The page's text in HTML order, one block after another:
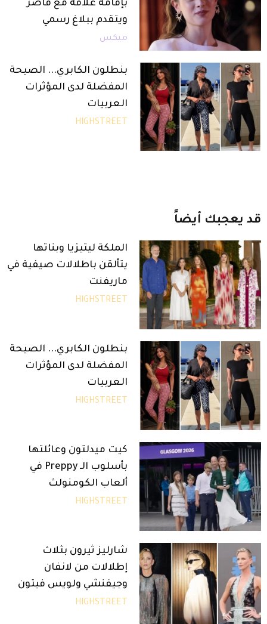
بإقامة علاقة مع قاصر
ويتقدم ببلاغ رسمي
ميكس
بنطلون الكابري... الصيحة
المفضلة لدى المؤثرات
العربيات
HIGHSTREET
قد يعجبك أيضاً
الملكة ليتيزيا وبناتها
يتألقن باطلالات صيفية في
ماريفنت
HIGHSTREET
بنطلون الكابري... الصيحة
المفضلة لدى المؤثرات
العربيات
HIGHSTREET
كيت ميدلتون وعائلتها
بأسلوب الـ Preppy في
ألعاب الكومنولث
HIGHSTREET
شارليز ثيرون بثلاث
إطلالات من لانفان
وجيفنشي ولويس فيتون
HIGHSTREET